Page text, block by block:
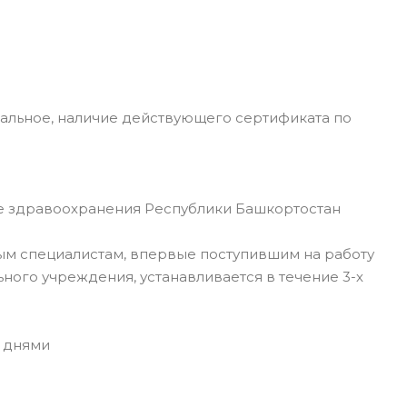
наличие действующего сертификата по
Республики Башкортостан
впервые поступившим на работу
учреждения, устанавливается в течение 3-х
днями